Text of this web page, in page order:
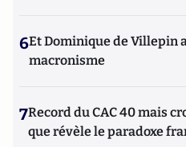
6Et Dominique de Villepin
macronisme
7Record du CAC 40 mais
que révèle le paradoxe